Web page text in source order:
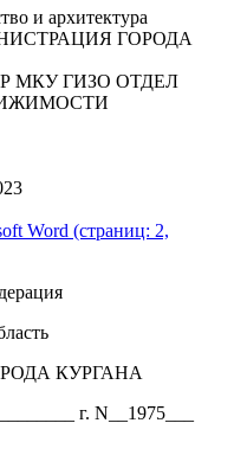
и архитектура
ГОРОДА
МКУ ГИЗО ОТДЕЛ
Word (страниц: 2,
КУРГАНА
г. N__1975___